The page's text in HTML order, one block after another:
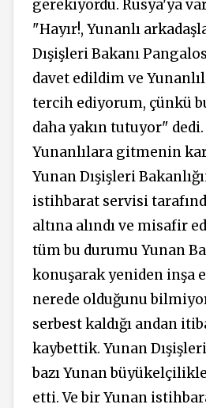
gerekiyordu. Rusya'ya
"Hayır!, Yunanlı
Dışişleri Bakanı
davet edildim ve
tercih ediyorum, çünkü
daha yakın tutuyor"
Yunanlılara gitmenin
Yunan Dışişleri
istihbarat servisi
altına alındı ve misafir
tüm bu durumu Yunan
konuşarak yeniden inşa
nerede olduğunu
serbest kaldığı andan
kaybettik. Yunan Dışişleri
bazı Yunan
etti. Ve bir Yunan